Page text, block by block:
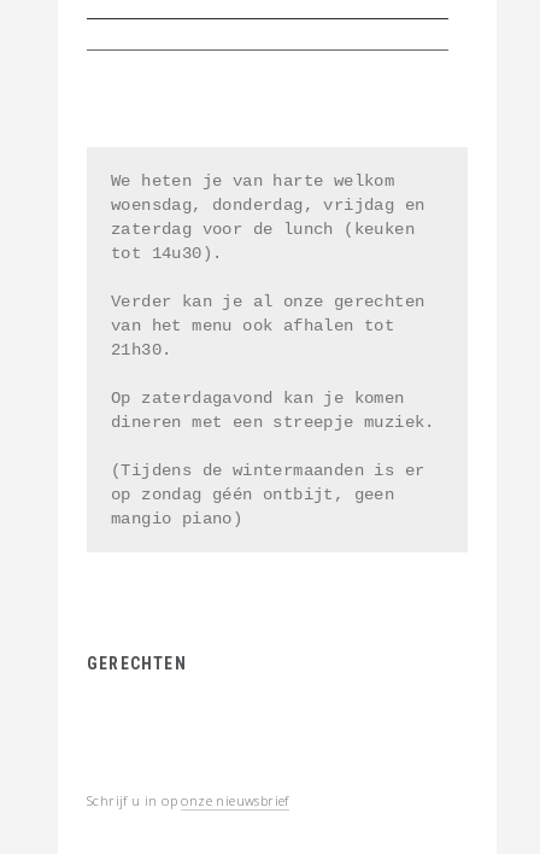
We heten je van harte welkom
woensdag, donderdag, vrijdag en
zaterdag voor de lunch (keuken
tot 14u30).
Verder kan je al onze gerechten
van het menu ook afhalen tot
21h30.
Op zaterdagavond kan je komen
dineren met een streepje muziek.
(Tijdens de wintermaanden is er
op zondag géén ontbijt, geen
mangio piano)
GERECHTEN
Schrijf u in oponze nieuwsbrief